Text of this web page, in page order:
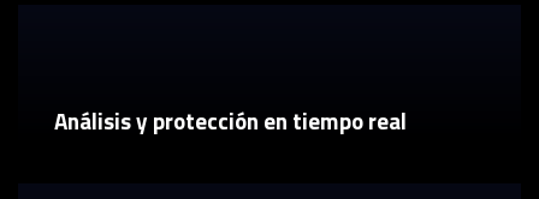
Análisis y protección en tiempo real